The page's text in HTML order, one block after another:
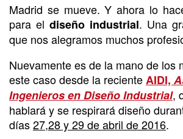
Madrid se mueve. Y ahora lo
para el diseño industrial. Una
que nos alegramos muchos
Nuevamente es de la mano de los
este caso desde la recienteAIDI,
Ingenieros en Diseño Industrial,
hablará y se respirará diseño
días27,28 y 29 de abril de 2016.